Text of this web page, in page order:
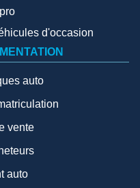
d'occasion
auto
vente
auto